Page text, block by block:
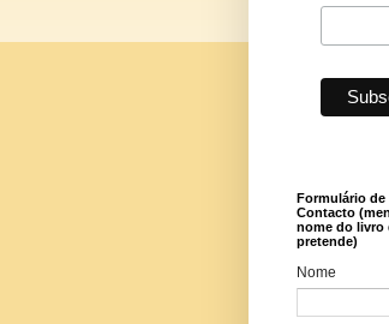
Formulário de
Contacto
nome do livro
pretende)
Nome